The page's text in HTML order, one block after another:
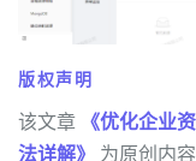
版权声明
该文章 《优化企业
法详解》 为原创内